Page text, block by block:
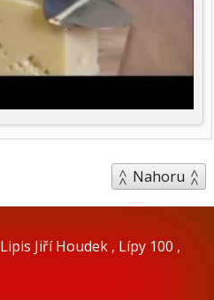
Nahoru
Lipis Jiří Houdek , Lípy 100 ,